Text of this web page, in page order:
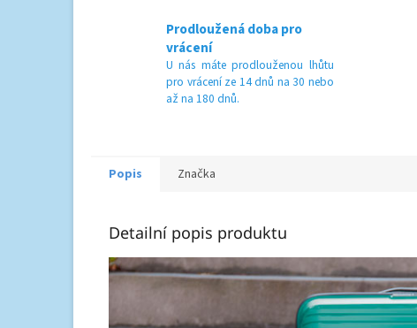
Prodloužená doba pro
vrácení
U nás máte prodlouženou lhůtu
pro vrácení ze 14 dnů na 30 nebo
až na 180 dnů.
Popis Značka
Detailní popis produktu